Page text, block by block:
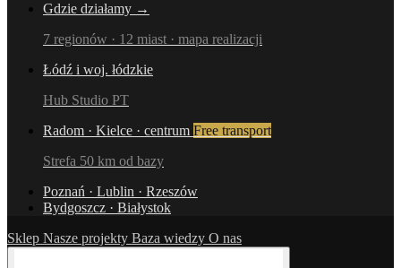
Gdzie działamy →
7 regionów · 12 miast · mapa realizacji
Łódź i woj. łódzkie
Hub Studio PT
Radom · Kielce · centrum Free transport
Strefa 50 km od bazy
Poznań · Lublin · Rzeszów
Bydgoszcz · Białystok
Sklep Nasze projekty Baza wiedzy O nas